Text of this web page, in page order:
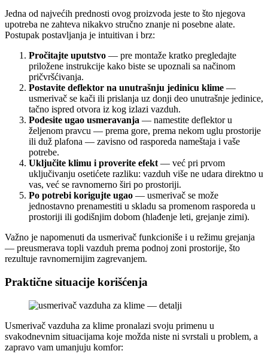
Jedna od najvećih prednosti ovog proizvoda jeste to što njegova
upotreba ne zahteva nikakvo stručno znanje ni posebne alate.
Postupak postavljanja je intuitivan i brz:
Pročitajte uputstvo — pre montaže kratko pregledajte
priložene instrukcije kako biste se upoznali sa načinom
pričvršćivanja.
Postavite deflektor na unutrašnju jedinicu klime —
usmerivač se kači ili prislanja uz donji deo unutrašnje jedinice,
tačno ispred otvora iz kog izlazi vazduh.
Podesite ugao usmeravanja — namestite deflektor u
željenom pravcu — prema gore, prema nekom uglu prostorije
ili duž plafona — zavisno od rasporeda nameštaja i vaše
potrebe.
Uključite klimu i proverite efekt— već pri prvom
uključivanju osetićete razliku: vazduh više ne udara direktno u
vas, već se ravnomerno širi po prostoriji.
Po potrebi korigujte ugao — usmerivač se može
jednostavno prenamestiti u skladu sa promenom rasporeda u
prostoriji ili godišnjim dobom (hlađenje leti, grejanje zimi).
Važno je napomenuti da usmerivač funkcioniše i u režimu grejanja
— preusmerava topli vazduh prema podnoj zoni prostorije, što
rezultuje ravnomernijim zagrevanjem.
Praktične situacije korišćenja
Usmerivač vazduha za klime pronalazi svoju primenu u
svakodnevnim situacijama koje možda niste ni svrstali u problem, a
zapravo vam umanjuju komfor: